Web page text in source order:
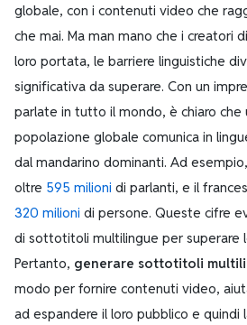
globale, con i contenuti video che
che mai. Ma man mano che i creatori
loro portata, le barriere linguistiche
significativa da superare. Con un
parlate in tutto il mondo, è chiaro che
popolazione globale comunica in
dal mandarino dominanti. Ad
oltre 595 milioni di parlanti, e il
320 milioni di persone. Queste cifre
di sottotitoli multilingue per superare
Pertanto, generare sottotitoli
modo per fornire contenuti video,
ad espandere il loro pubblico e quindi